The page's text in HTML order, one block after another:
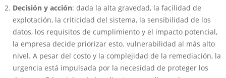
Decisión y acción: dada la alta gravedad, la facilidad de
explotación, la criticidad del sistema, la sensibilidad de los
datos, los requisitos de cumplimiento y el impacto potencial,
la empresa decide priorizar esto. vulnerabilidad al más alto
nivel. A pesar del costo y la complejidad de la remediación, la
urgencia está impulsada por la necesidad de proteger los